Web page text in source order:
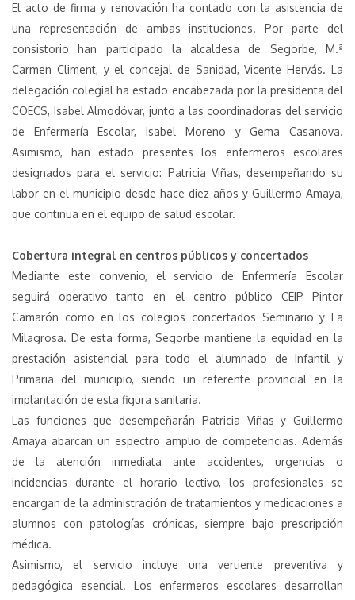
El acto de firma y renovación ha contado con la asistencia de
una representación de ambas instituciones. Por parte del
consistorio han participado la alcaldesa de Segorbe, M.ª
Carmen Climent, y el concejal de Sanidad, Vicente Hervás. La
delegación colegial ha estado encabezada por la presidenta del
COECS, Isabel Almodóvar, junto a las coordinadoras del servicio
de Enfermería Escolar, Isabel Moreno y Gema Casanova.
Asimismo, han estado presentes los enfermeros escolares
designados para el servicio: Patricia Viñas, desempeñando su
labor en el municipio desde hace diez años y Guillermo Amaya,
que continua en el equipo de salud escolar.
Cobertura integral en centros públicos y concertados
Mediante este convenio, el servicio de Enfermería Escolar
seguirá operativo tanto en el centro público CEIP Pintor
Camarón como en los colegios concertados Seminario y La
Milagrosa. De esta forma, Segorbe mantiene la equidad en la
prestación asistencial para todo el alumnado de Infantil y
Primaria del municipio, siendo un referente provincial en la
implantación de esta figura sanitaria.
Las funciones que desempeñarán Patricia Viñas y Guillermo
Amaya abarcan un espectro amplio de competencias. Además
de la atención inmediata ante accidentes, urgencias o
incidencias durante el horario lectivo, los profesionales se
encargan de la administración de tratamientos y medicaciones a
alumnos con patologías crónicas, siempre bajo prescripción
médica.
Asimismo, el servicio incluye una vertiente preventiva y
pedagógica esencial. Los enfermeros escolares desarrollan